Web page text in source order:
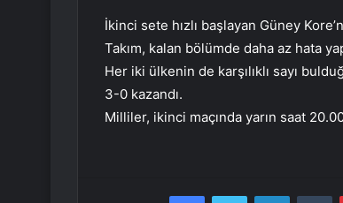
İkinci sete hızlı başlayan Güney
Takım, kalan bölümde daha az hata
Her iki ülkenin de karşılıklı sayı
3-0 kazandı.
Milliler, ikinci maçında yarın saat
FacebookTwitter LinkedIn